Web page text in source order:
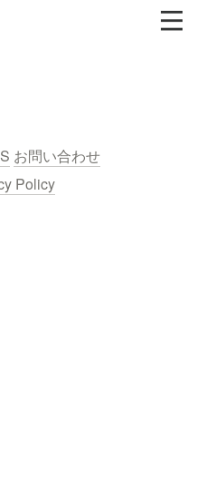
お問い合わせ
Policy